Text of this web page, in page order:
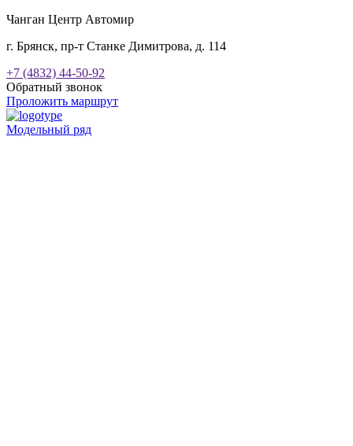
Чанган Центр Автомир
г. Брянск, пр-т Станке Димитрова, д. 114
+7 (4832) 44-50-92
Обратный звонок
Проложить маршрут
Модельный ряд